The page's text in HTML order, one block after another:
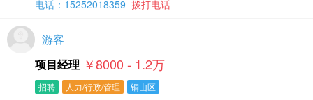
电话：15252018359 拨打电话
游客
项目经理 ￥8000 - 1.2万
招聘 人力/行政/管理 铜山区